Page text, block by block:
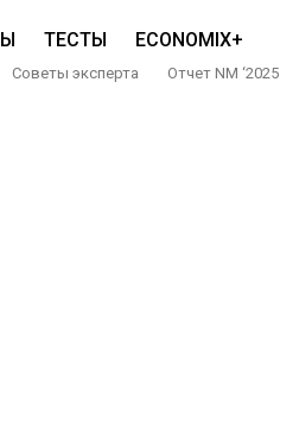
ТЕСТЫ ECONOMIX+
Советы эксперта Отчет NM ‘2025